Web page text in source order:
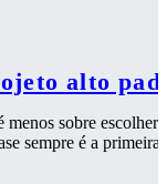
alto
sobre
sempre é a